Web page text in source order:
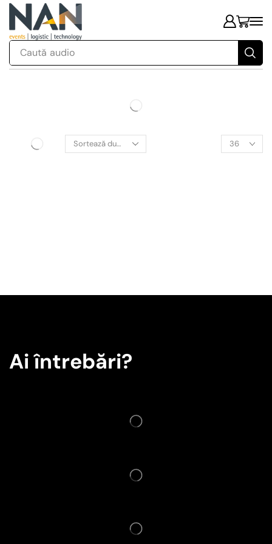
Caută audio
Ai întrebări?